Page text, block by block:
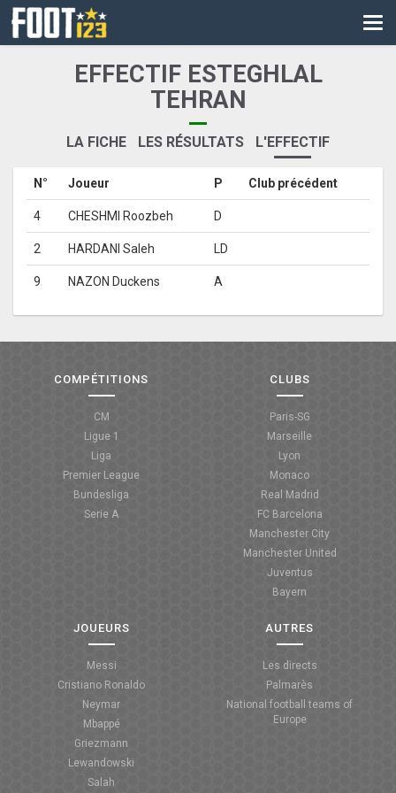
CM
LES DIRECTS
LIGUE 1
LIGUE 2
NATIONAL
EFFECTIF ESTEGHLAL
TEHRAN
LA FICHE LES RÉSULTATS L'EFFECTIF
N° Joueur P Club précédent
4 CHESHMI Roozbeh D
2 HARDANI Saleh LD
9 NAZON Duckens A
COMPÉTITIONS
CM
Ligue 1
Liga
Premier League
Bundesliga
Serie A
CLUBS
Paris-SG
Marseille
Lyon
Monaco
Real Madrid
FC Barcelona
Manchester City
Manchester United
Juventus
Bayern
JOUEURS
Messi
Cristiano Ronaldo
Neymar
Mbappé
Griezmann
Lewandowski
Salah
AUTRES
Les directs
Palmarès
National football teams of
Europe